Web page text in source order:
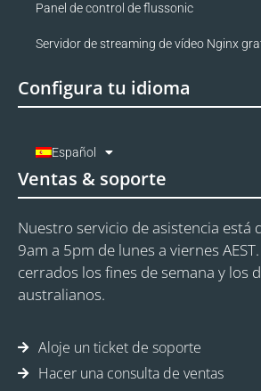
Panel de control de flussonic
Servidor de streaming de vídeo Nginx
Configura tu idioma
Español
Ventas & soporte
Nuestro servicio de asistencia está
9am a 5pm de lunes a viernes
cerrados los fines de semana y los
australianos.
Aloje un ticket de soporte
Hacer una consulta de ventas